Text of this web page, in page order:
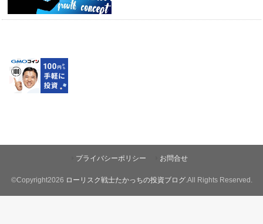
プライバシーポリシー お問合せ
©Copyright2026 ローリスク戦士たかっちの投資ブログ .All Rights Reserved.